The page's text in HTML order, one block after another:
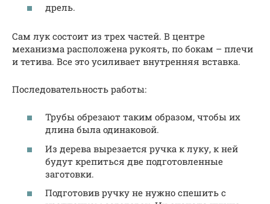
дрель.
Сам лук состоит из трех частей. В центре
механизма расположена рукоять, по бокам – плечи
и тетива. Все это усиливает внутренняя вставка.
Последовательность работы:
Трубы обрезают таким образом, чтобы их
длина была одинаковой.
Из дерева вырезается ручка к луку, к ней
будут крепиться две подготовленные
заготовки.
Подготовив ручку не нужно спешить с